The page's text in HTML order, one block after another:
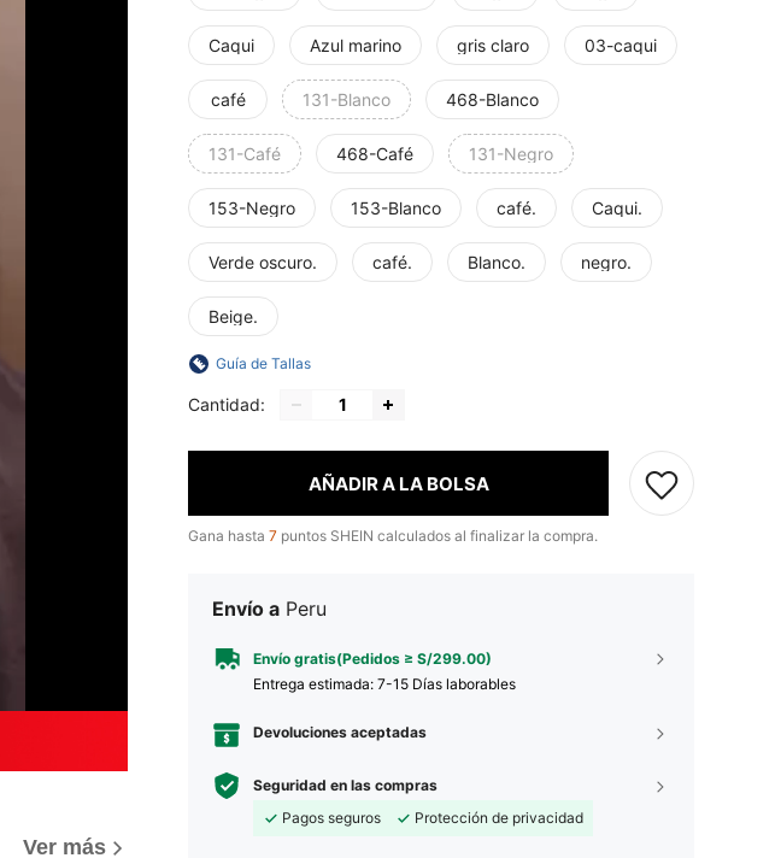
Ver más
Caqui Azul marino gris claro 03-caqui
café 131-Blanco 468-Blanco
131-Café 468-Café 131-Negro
153-Negro 153-Blanco café. Caqui.
Verde oscuro. café. Blanco. negro.
Beige.
Guía de Tallas
Cantidad:
AÑADIR A LA BOLSA
Gana hasta 7 puntos SHEIN calculados al finalizar la compra.
Envío a Peru
Envío gratis(Pedidos ≥ S/299.00)
Entrega estimada: 7-15 Días laborables
Devoluciones aceptadas
Seguridad en las compras
Pagos seguros
Protección de privacidad